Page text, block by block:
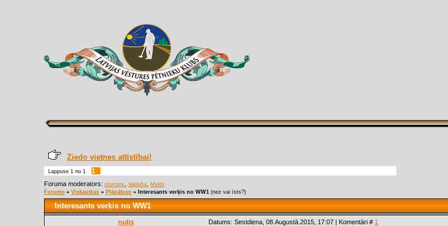
Ziedo vietnes attīstībai!
Lappuse 1 no 1
1
Foruma moderators: otomars Valduha
Meilis
Forums » Viskautkas » Pļāpātuve » Interesants verķis no WW1 (nez vai īsts?)
Interesants verķis no WW1
rudis Datums: Sestdiena, 08.Augustā.2015, 17:07 | Komentāri # 1